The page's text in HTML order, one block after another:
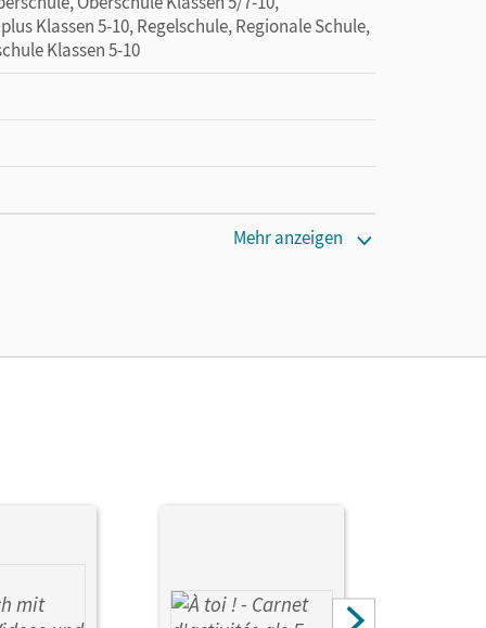
Klassen 5-10, Regelschule, Regionale Schule,
Klassen 5-10
Mehr anzeigen